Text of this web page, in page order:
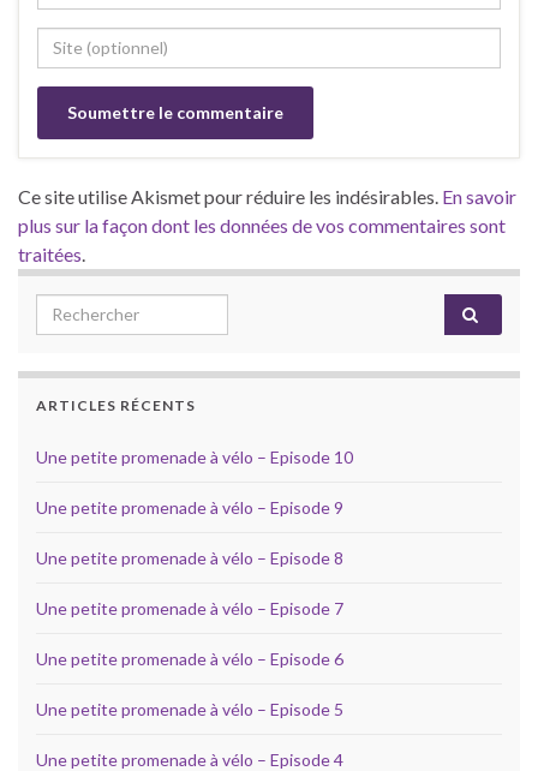
Ce site utilise Akismet pour réduire les indésirables. En savoir
plus sur la façon dont les données de vos commentaires sont
traitées
Search for:
ARTICLES RÉCENTS
Une petite promenade à vélo – Episode 10
Une petite promenade à vélo – Episode 9
Une petite promenade à vélo – Episode 8
Une petite promenade à vélo – Episode 7
Une petite promenade à vélo – Episode 6
Une petite promenade à vélo – Episode 5
Une petite promenade à vélo – Episode 4